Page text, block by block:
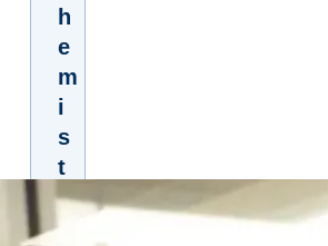
h
e
m
i
s
t
r
y